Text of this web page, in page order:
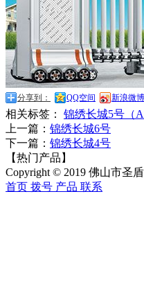
分享到： QQ空间 新浪微博
相关标签：
锦绣长城5号（A
上一篇： 锦绣长城6号
下一篇： 锦绣长城4号
【热门产品】
Copyright © 2019 佛山市圣
首页 拨号 产品 联系